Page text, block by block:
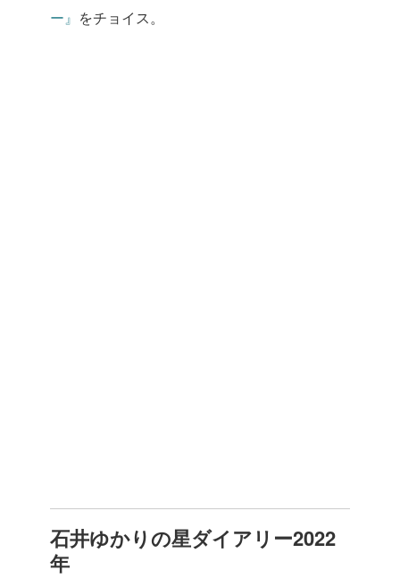
ー』 をチョイス。
石井ゆかりの星ダイアリー2022
年